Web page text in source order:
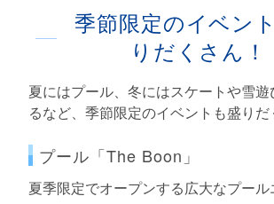
季節限定のイベン
りだくさん！
夏にはプール、冬にはスケートや雪
るなど、季節限定のイベントも盛りだ
プール「The Boon」
夏季限定でオープンする広大なプール